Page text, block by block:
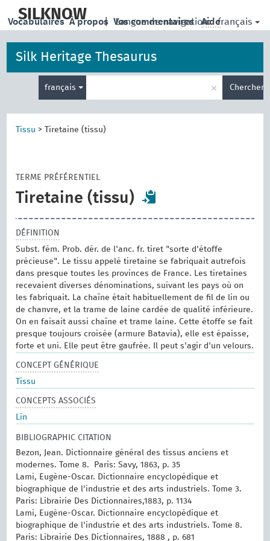
main
SILKNOW | Langue de navigation: français
Vocabulaires À propos Vos commentaires Aide
Silk Heritage Thesaurus
français
de
recherche
× Chercher
Tissu > Tiretaine (tissu)
TERME PRÉFÉRENTIEL
Tiretaine (tissu)
DÉFINITION
Subst. fém. Prob. dér. de l'anc. fr. tiret "sorte d'étoffe
précieuse". Le tissu appelé tiretaine se fabriquait autrefois
dans presque toutes les provinces de France. Les tiretaines
recevaient diverses dénominations, suivant les pays où on
les fabriquait. La chaîne était habituellement de fil de lin ou
de chanvre, et la trame de laine cardée de qualité inférieure.
On en faisait aussi chaîne et trame laine. Cette étoffe se fait
presque toujours croisée (armure Batavia), elle est épaisse,
forte et uni. Elle peut être gaufrée. Il peut s'agir d'un velours.
CONCEPT GÉNÉRIQUE
Tissu
CONCEPTS ASSOCIÉS
Lin
BIBLIOGRAPHIC CITATION
Bezon, Jean. Dictionnaire général des tissus anciens et
modernes.‎ Tome 8. ‎ Paris: Savy, 1863, p. 35
Lami, Eugène-Oscar. Dictionnaire encyclopédique et
biographique de l'industrie et des arts industriels. Tome 3.
Paris: Librairie Des Dictionnaires,1883, p. 1134
Lami, Eugène-Oscar. Dictionnaire encyclopédique et
biographique de l'industrie et des arts industriels. Tome 8.
Paris: Librairie Des Dictionnaires, 1888 , p. 681